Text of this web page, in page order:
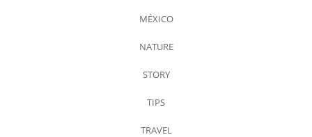
MÉXICO
NATURE
STORY
TIPS
TRAVEL